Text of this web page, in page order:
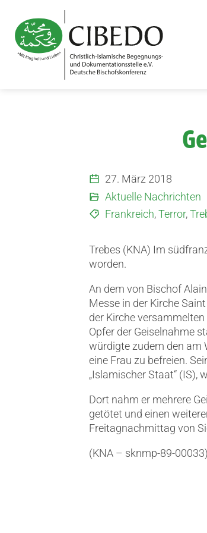
27. März 2018
Aktuelle Nachrichten
Frankreich,Terror,
Trebes (KNA) Im
worden.
An dem von Bischof
Messe in der Kirche
der Kirche
Opfer der Geiselnahme
würdigte zudem den am
eine Frau zu befreien.
„Islamischer Staat“ (IS),
Dort nahm er mehrere
getötet und einen
Freitagnachmittag von
(KNA – sknmp-89-00033)